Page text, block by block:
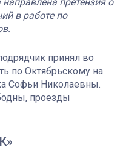
в работе по
принял во
по Октябрьскому на
Софьи Николаевны.
проезды